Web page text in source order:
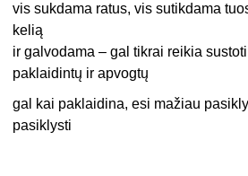
vis sukdama ratus, vis sutikdama
kelią
ir galvodama – gal tikrai reikia
paklaidintų ir apvogtų
gal kai paklaidina, esi mažiau
pasiklysti